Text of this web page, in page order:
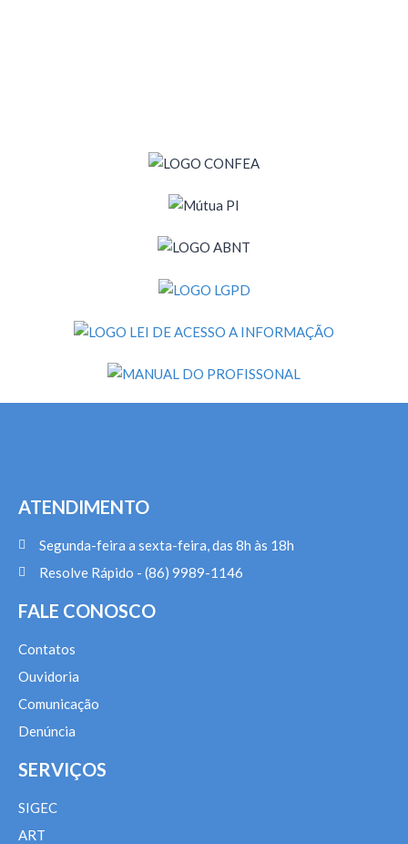
ATENDIMENTO
Segunda-feira a sexta-feira, das 8h às 18h
Resolve Rápido - (86) 9989-1146
FALE CONOSCO
Contatos
Ouvidoria
Comunicação
Denúncia
SERVIÇOS
SIGEC
ART